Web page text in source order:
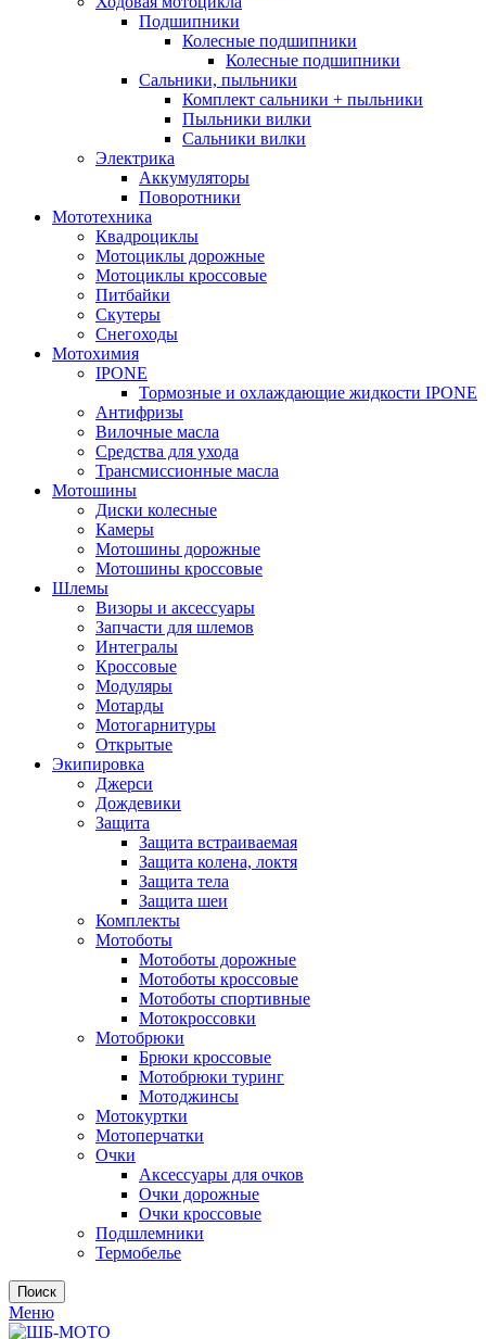
Подшипники
Колесные подшипники
Колесные подшипники
Сальники, пыльники
Комплект сальники + пыльники
Пыльники вилки
Сальники вилки
Электрика
Аккумуляторы
Поворотники
Мототехника
Квадроциклы
Мотоциклы дорожные
Мотоциклы кроссовые
Питбайки
Скутеры
Снегоходы
Мотохимия
IPONE
Тормозные и охлаждающие жидкости IPONE
Антифризы
Вилочные масла
Средства для ухода
Трансмиссионные масла
Мотошины
Диски колесные
Камеры
Мотошины дорожные
Мотошины кроссовые
Шлемы
Визоры и аксессуары
Запчасти для шлемов
Интегралы
Кроссовые
Модуляры
Мотарды
Мотогарнитуры
Открытые
Экипировка
Джерси
Дождевики
Защита
Защита встраиваемая
Защита колена, локтя
Защита тела
Защита шеи
Комплекты
Мотоботы
Мотоботы дорожные
Мотоботы кроссовые
Мотоботы спортивные
Мотокроссовки
Мотобрюки
Брюки кроссовые
Мотобрюки туринг
Мотоджинсы
Мотокуртки
Мотоперчатки
Очки
Аксессуары для очков
Очки дорожные
Очки кроссовые
Подшлемники
Термобелье
Поиск
Меню